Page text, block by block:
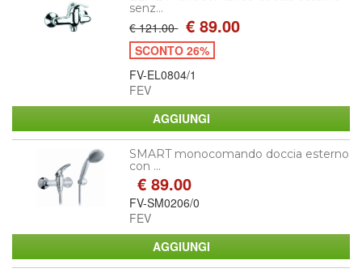
senz...
€ 121.00 € 89.00
SCONTO 26%
FV-EL0804/1
FEV
SMART monocomando doccia esterno
con ...
€ 89.00
FV-SM0206/0
FEV